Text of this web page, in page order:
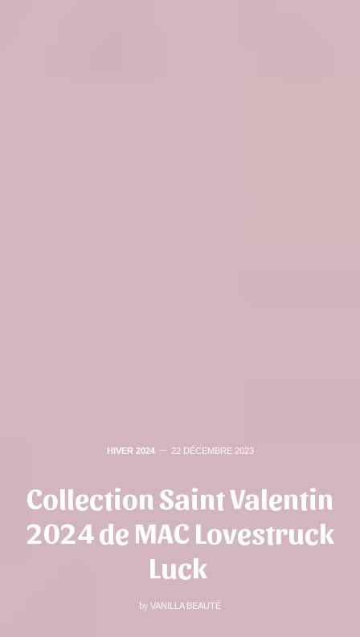
HIVER 2024 22 DÉCEMBRE 2023
Collection Saint Valentin
2024 de MAC Lovestruck
Luck
by VANILLA BEAUTÉ